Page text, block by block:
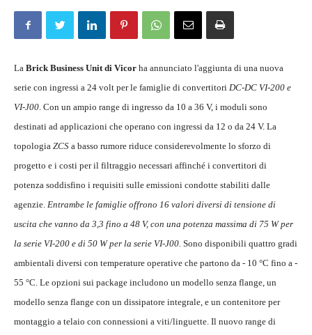
La Brick Business Unit di Vicor ha annunciato l'aggiunta di una nuova
serie con ingressi a 24 volt per le famiglie di convertitori DC-DC VI-200 e
VI-J00. Con un ampio range di ingresso da 10 a 36 V, i moduli sono
destinati ad applicazioni che operano con ingressi da 12 o da 24 V. La
topologia ZCS a basso rumore riduce considerevolmente lo sforzo di
progetto e i costi per il filtraggio necessari affinché i convertitori di
potenza soddisfino i requisiti sulle emissioni condotte stabiliti dalle
agenzie. Entrambe le famiglie offrono 16 valori diversi di tensione di
uscita che vanno da 3,3 fino a 48 V, con una potenza massima di 75 W per
la serie VI-200 e di 50 W per la serie VI-J00. Sono disponibili quattro gradi
ambientali diversi con temperature operative che partono da - 10 °C fino a -
55 °C. Le opzioni sui package includono un modello senza flange, un
modello senza flange con un dissipatore integrale, e un contenitore per
montaggio a telaio con connessioni a viti/linguette. Il nuovo range di